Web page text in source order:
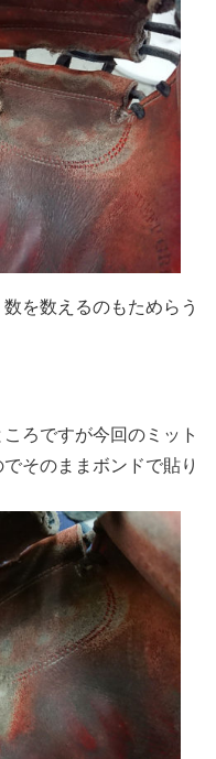
を数えるのもためらう
ろですが今回のミット
そのままボンドで貼り